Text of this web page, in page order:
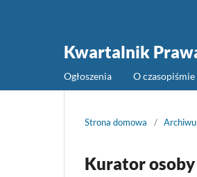
Kwartalnik
Ogłoszenia O czasopiśmie
Strona domowa /
Kurator